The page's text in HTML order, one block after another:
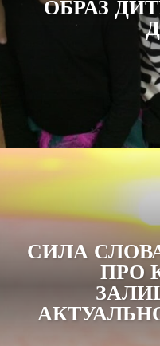
ОБРАЗ
СИЛА
ПРО